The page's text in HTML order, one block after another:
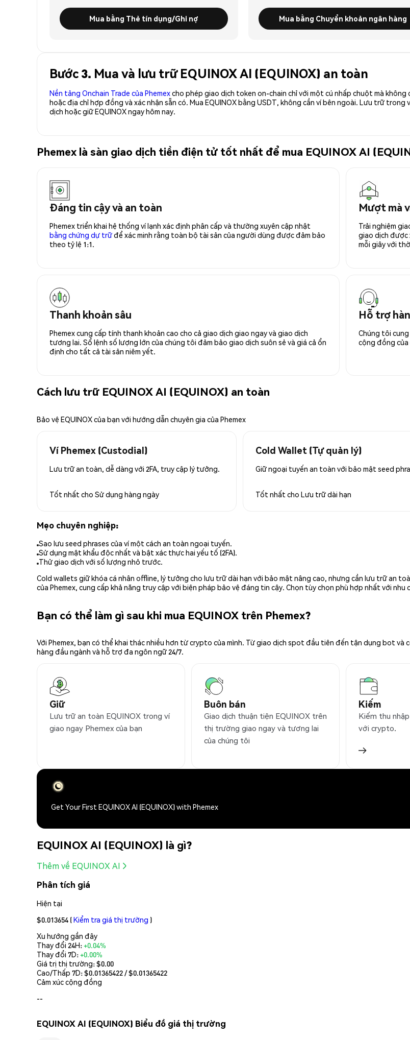
Mua bằng Thẻ tín dụng/Ghi nợ Mua bằng Chuyển khoản ngân hàng
Bước 3. Mua và lưu trữ EQUINOX AI (EQUINOX) an toàn
Nền tảng Onchain Trade của Phemexcho phép giao dịch token on-chain chỉ với một cú nhấp chuột mà không
hoặc địa chỉ hợp đồng và xác nhận sẵn có. Mua EQUINOX bằng USDT, không cần ví bên ngoài. Lưu trữ
dịch hoặc giữ EQUINOX ngay hôm nay.
Phemex là sàn giao dịch tiền điện tử tốt nhất để mua EQUINOX AI
Đáng tin cậy và an toàn
Phemex triển khai hệ thống ví lạnh xác định phân cấp và thường xuyên cập nhật
bằng chứng dự trữđể xác minh rằng toàn bộ tài sản của người dùng được đảm bảo
theo tỷ lệ 1:1.
Mượt mà
Trải nghiệm
giao dịch được
mỗi giây với
Thanh khoản sâu
Phemex cung cấp tính thanh khoản cao cho cả giao dịch giao ngay và giao dịch
tương lai. Sổ lệnh số lượng lớn của chúng tôi đảm bảo giao dịch suôn sẻ và giá cả ổn
định cho tất cả tài sản niêm yết.
Hỗ trợ
Chúng tôi
cộng đồng
Cách lưu trữ EQUINOX AI (EQUINOX) an toàn
Bảo vệ EQUINOX của bạn với hướng dẫn chuyên gia của Phemex
Ví Phemex (Custodial)
Lưu trữ an toàn, dễ dàng với 2FA, truy cập lý tưởng.
Tốt nhất cho Sử dụng hàng ngày
Cold Wallet (Tự quản lý)
Giữ ngoại tuyến an toàn với bảo mật seed
Tốt nhất cho Lưu trữ dài hạn
Mẹo chuyên nghiệp:
Sao lưu seed phrases của ví một cách an toàn ngoại tuyến.
Sử dụng mật khẩu độc nhất và bật xác thực hai yếu tố (2FA).
Thử giao dịch với số lượng nhỏ trước.
Cold wallets giữ khóa cá nhân offline, lý tưởng cho lưu trữ dài hạn với bảo mật nâng cao, nhưng cần lưu trữ an
của Phemex, cung cấp khả năng truy cập với biện pháp bảo vệ đáng tin cậy. Chọn tùy chọn phù hợp nhất với nhu
Bạn có thể làm gì sau khi mua EQUINOX trên Phemex?
Với Phemex, bạn có thể khai thác nhiều hơn từ crypto của mình. Từ giao dịch spot đầu tiên đến tận dụng bot
hàng đầu ngành và hỗ trợ đa ngôn ngữ 24/7.
Giữ
Lưu trữ an toàn EQUINOX trong ví
giao ngay Phemex của bạn
Buôn bán
Giao dịch thuận tiện EQUINOX trên
thị trường giao ngay và tương lai
của chúng tôi
Kiếm
Kiếm thu
với crypto.
Get Your First EQUINOX AI (EQUINOX) with Phemex
EQUINOX AI (EQUINOX) là gì?
Thêm về EQUINOX AI
Phân tích giá
Hiện tại
$0.013654 (Kiểm tra giá thị trường )
Xu hướng gần đây
Thay đổi 24H:+0.04%
Thay đổi 7D:+0.00%
Giá trị thị trường:$0.00
Cao/Thấp 7D: $0.01365422/ $0.01365422
Cảm xúc cộng đồng
--
EQUINOX AI (EQUINOX) Biểu đồ giá thị trường